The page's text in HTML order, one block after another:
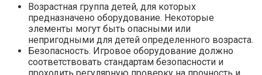
Возрастная группа детей, для которых
предназначено оборудование. Некоторые
элементы могут быть опасными или
непригодными для детей определенного возраста.
Безопасность. Игровое оборудование должно
соответствовать стандартам безопасности и